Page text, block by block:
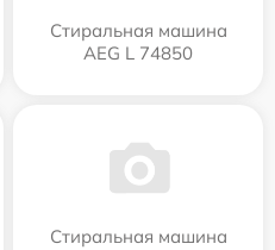
Стиральная машина
AEG L 74850
Стиральная машина